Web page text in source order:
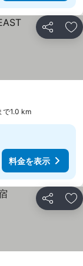
シェア お
1.0 km
料金を表示
シェア お